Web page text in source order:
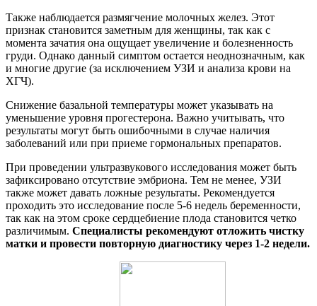
Также наблюдается размягчение молочных желез. Этот
признак становится заметным для женщины, так как с
момента зачатия она ощущает увеличение и болезненность
груди. Однако данный симптом остается неоднозначным, как
и многие другие (за исключением УЗИ и анализа крови на
ХГЧ).
Снижение базальной температуры может указывать на
уменьшение уровня прогестерона. Важно учитывать, что
результаты могут быть ошибочными в случае наличия
заболеваний или при приеме гормональных препаратов.
При проведении ультразвукового исследования может быть
зафиксировано отсутствие эмбриона. Тем не менее, УЗИ
также может давать ложные результаты. Рекомендуется
проходить это исследование после 5-6 недель беременности,
так как на этом сроке сердцебиение плода становится четко
различимым. Специалисты рекомендуют отложить чистку
матки и провести повторную диагностику через 1-2 недели.